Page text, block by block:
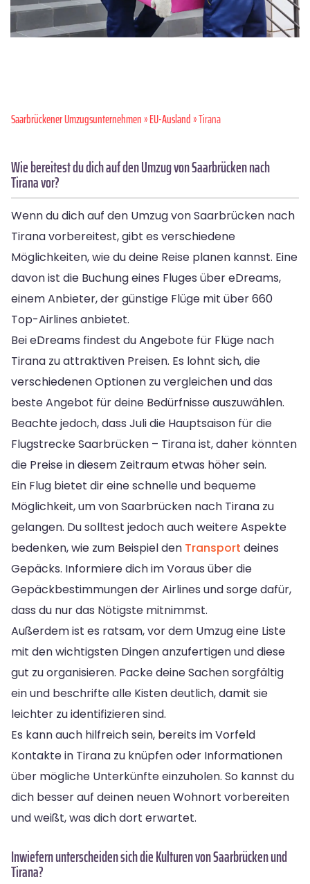
Saarbrückener Umzugsunternehmen»EU-Ausland» Tirana
Wie bereitest du dich auf den Umzug von Saarbrücken nach
Tirana vor?
Wenn du dich auf den Umzug von Saarbrücken nach
Tirana vorbereitest, gibt es verschiedene
Möglichkeiten, wie du deine Reise planen kannst. Eine
davon ist die Buchung eines Fluges über eDreams,
einem Anbieter, der günstige Flüge mit über 660
Top-Airlines anbietet.
Bei eDreams findest du Angebote für Flüge nach
Tirana zu attraktiven Preisen. Es lohnt sich, die
verschiedenen Optionen zu vergleichen und das
beste Angebot für deine Bedürfnisse auszuwählen.
Beachte jedoch, dass Juli die Hauptsaison für die
Flugstrecke Saarbrücken – Tirana ist, daher könnten
die Preise in diesem Zeitraum etwas höher sein.
Ein Flug bietet dir eine schnelle und bequeme
Möglichkeit, um von Saarbrücken nach Tirana zu
gelangen. Du solltest jedoch auch weitere Aspekte
bedenken, wie zum Beispiel den Transport deines
Gepäcks. Informiere dich im Voraus über die
Gepäckbestimmungen der Airlines und sorge dafür,
dass du nur das Nötigste mitnimmst.
Außerdem ist es ratsam, vor dem Umzug eine Liste
mit den wichtigsten Dingen anzufertigen und diese
gut zu organisieren. Packe deine Sachen sorgfältig
ein und beschrifte alle Kisten deutlich, damit sie
leichter zu identifizieren sind.
Es kann auch hilfreich sein, bereits im Vorfeld
Kontakte in Tirana zu knüpfen oder Informationen
über mögliche Unterkünfte einzuholen. So kannst du
dich besser auf deinen neuen Wohnort vorbereiten
und weißt, was dich dort erwartet.
Inwiefern unterscheiden sich die Kulturen von Saarbrücken und
Tirana?